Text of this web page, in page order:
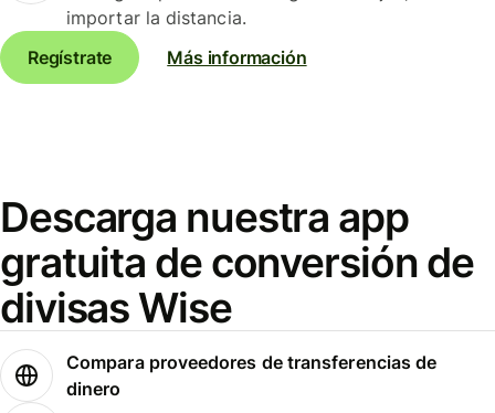
importar la distancia.
Regístrate
Más información
Descarga nuestra app
gratuita de conversión de
divisas Wise
Compara proveedores de transferencias de
dinero